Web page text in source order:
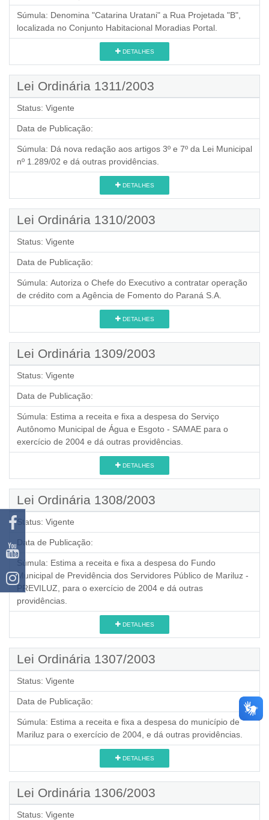
Súmula: Denomina "Catarina Uratani" a Rua Projetada "B",
localizada no Conjunto Habitacional Moradias Portal.
DETALHES
Lei Ordinária 1311/2003
Status: Vigente
Data de Publicação:
Súmula: Dá nova redação aos artigos 3º e 7º da Lei Municipal
nº 1.289/02 e dá outras providências.
DETALHES
Lei Ordinária 1310/2003
Status: Vigente
Data de Publicação:
Súmula: Autoriza o Chefe do Executivo a contratar operação
de crédito com a Agência de Fomento do Paraná S.A.
DETALHES
Lei Ordinária 1309/2003
Status: Vigente
Data de Publicação:
Súmula: Estima a receita e fixa a despesa do Serviço
Autônomo Municipal de Água e Esgoto - SAMAE para o
exercício de 2004 e dá outras providências.
DETALHES
Lei Ordinária 1308/2003
Status: Vigente
Data de Publicação:
Súmula: Estima a receita e fixa a despesa do Fundo
Municipal de Previdência dos Servidores Público de Mariluz -
PREVILUZ, para o exercício de 2004 e dá outras
providências.
DETALHES
Lei Ordinária 1307/2003
Status: Vigente
Data de Publicação:
Súmula: Estima a receita e fixa a despesa do município de
Mariluz para o exercício de 2004, e dá outras providências.
DETALHES
Lei Ordinária 1306/2003
Status: Vigente